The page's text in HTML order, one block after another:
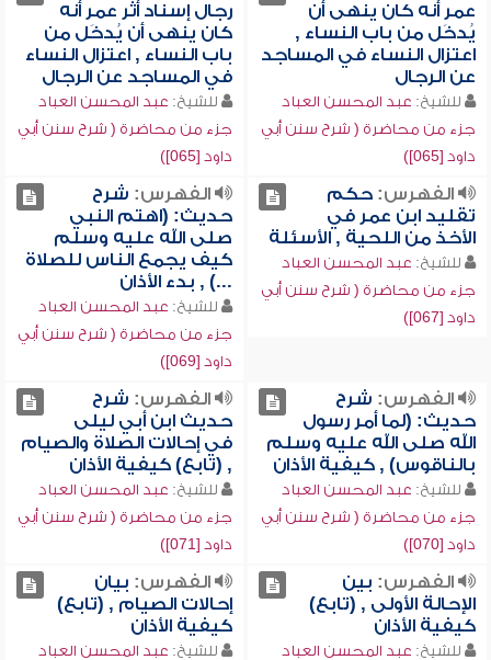
عمر أنه كان ينهى أن
يُدخَل من باب النساء ,
اعتزال النساء في المساجد
عن الرجال
للشيخ: عبد المحسن العباد
جزء من محاضرة ( شرح سنن أبي
داود [065])
رجال إسناد أثر عمر أنه
كان ينهى أن يُدخَل من
باب النساء , اعتزال النساء
في المساجد عن الرجال
للشيخ: عبد المحسن العباد
جزء من محاضرة ( شرح سنن أبي
داود [065])
الفهرس:حكم
تقليد ابن عمر في
الأخذ من اللحية , الأسئلة
للشيخ: عبد المحسن العباد
جزء من محاضرة ( شرح سنن أبي
داود [067])
الفهرس: شرح
حديث: (اهتم النبي
صلى الله عليه وسلم
كيف يجمع الناس للصلاة
...) , بدء الأذان
للشيخ: عبد المحسن العباد
جزء من محاضرة ( شرح سنن أبي
داود [069])
الفهرس: شرح
حديث: (لما أمر رسول
الله صلى الله عليه وسلم
بالناقوس) , كيفية الأذان
للشيخ: عبد المحسن العباد
جزء من محاضرة ( شرح سنن أبي
داود [070])
الفهرس: شرح
حديث ابن أبي ليلى
في إحالات الصلاة والصيام
, (تابع) كيفية الأذان
للشيخ: عبد المحسن العباد
جزء من محاضرة ( شرح سنن أبي
داود [071])
الفهرس: بين
الإحالة الأولى , (تابع)
كيفية الأذان
للشيخ: عبد المحسن العباد
الفهرس: بيان
إحالات الصيام , (تابع)
كيفية الأذان
للشيخ: عبد المحسن العباد